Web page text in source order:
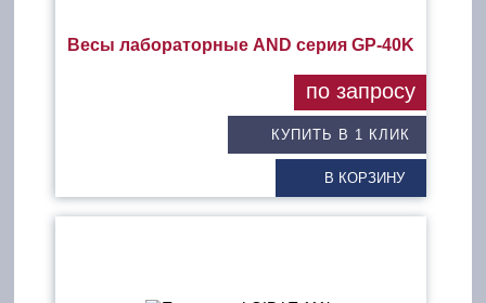
Весы лабораторные AND серия GP-40K
КУПИТЬ В 1 КЛИК
В КОРЗИНУ
по запросу